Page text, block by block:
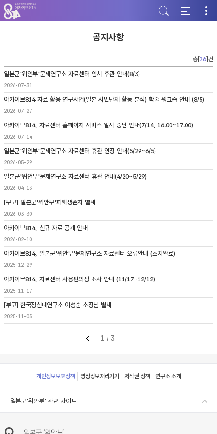
주
메
뉴
가
본
문
바
기
하
단
바
기
공지사항
총[26]건
일본군'위안부'문제연구소 자료센터 임시 휴관 안내(8/3)
2026-07-31
아카이브814 자료 활용 연구사업(일본 시민단체 활동 분석) 학술 워크숍 안내 (8/5)
2026-07-27
아카이브814, 자료센터 홈페이지 서비스 일시 중단 안내(7/14, 16:00~17:00)
2026-07-14
일본군'위안부'문제연구소 자료센터 휴관 연장 안내(5/29~6/5)
2026-05-29
일본군'위안부'문제연구소 자료센터 휴관 안내(4/20~5/29)
2026-04-13
[부고] 일본군'위안부'피해생존자 별세
2026-03-30
아카이브814, 신규 자료 공개 안내
2026-02-10
아카이브814, 일본군'위안부'문제연구소 자료센터 오류안내 (조치완료)
2025-12-29
아카이브814, 자료센터 사용편의성 조사 안내 (11/17~12/12)
2025-11-17
[부고] 한국정신대연구소 이성순 소장님 별세
2025-11-05
1/3
Footer
개인정보보호정책 영상정보처리기기 저작권 정책 연구소 소개
일본군'위안부' 관련 사이트